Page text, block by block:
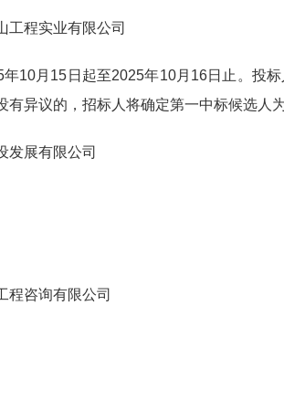
程实业有限公司
月15日起至2025年10月16日止。投标
异议的，招标人将确定第一中标候选人
展有限公司
咨询有限公司